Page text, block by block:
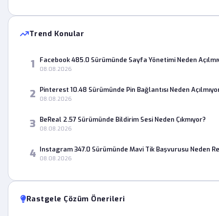
Trend Konular
1 Facebook 485.0 Sürümünde Sayfa Yönetimi Neden
08.08.2026
2 Pinterest 10.48 Sürümünde Pin Bağlantısı Neden
08.08.2026
3 BeReal 2.57 Sürümünde Bildirim Sesi Neden Çıkmıyor?
08.08.2026
4 Instagram 347.0 Sürümünde Mavi Tik Başvurusu Neden
08.08.2026
Rastgele Çözüm Önerileri